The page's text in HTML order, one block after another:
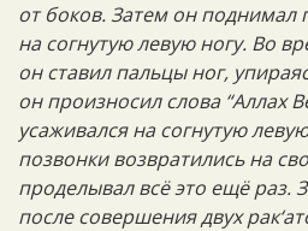
от боков. Затем он поднимал
на согнутую левую ногу. Во
он ставил пальцы ног,
он произносил слова “Аллах
усаживался на согнутую
позвонки возвратились на
проделывал всё это ещё раз.
после совершения двух